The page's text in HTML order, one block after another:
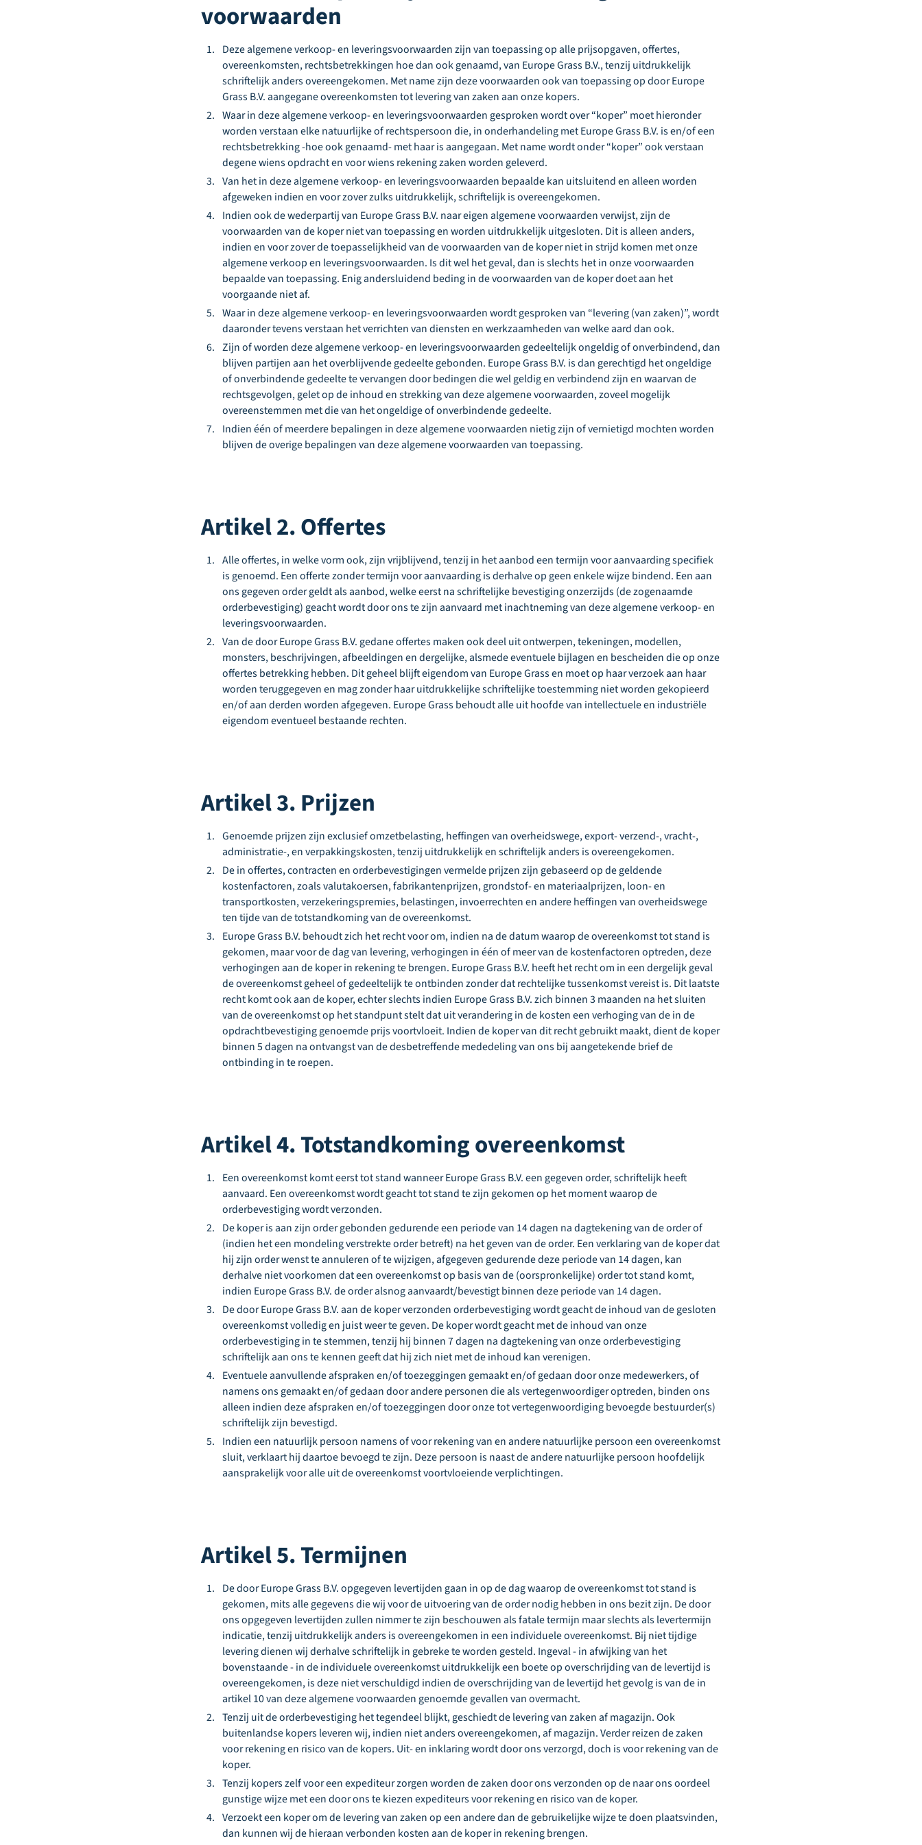
voorwaarden
Deze algemene verkoop- en leveringsvoorwaarden zijn van toepassing op alle prijsopgaven, offertes,
overeenkomsten, rechtsbetrekkingen hoe dan ook genaamd, van Europe Grass B.V., tenzij uitdrukkelijk
schriftelijk anders overeengekomen. Met name zijn deze voorwaarden ook van toepassing op door Europe
Grass B.V. aangegane overeenkomsten tot levering van zaken aan onze kopers.
Waar in deze algemene verkoop- en leveringsvoorwaarden gesproken wordt over “koper” moet hieronder
worden verstaan elke natuurlijke of rechtspersoon die, in onderhandeling met Europe Grass B.V. is en/of een
rechtsbetrekking -hoe ook genaamd- met haar is aangegaan. Met name wordt onder “koper” ook verstaan
degene wiens opdracht en voor wiens rekening zaken worden geleverd.
Van het in deze algemene verkoop- en leveringsvoorwaarden bepaalde kan uitsluitend en alleen worden
afgeweken indien en voor zover zulks uitdrukkelijk, schriftelijk is overeengekomen.
Indien ook de wederpartij van Europe Grass B.V. naar eigen algemene voorwaarden verwijst, zijn de
voorwaarden van de koper niet van toepassing en worden uitdrukkelijk uitgesloten. Dit is alleen anders,
indien en voor zover de toepasselijkheid van de voorwaarden van de koper niet in strijd komen met onze
algemene verkoop en leveringsvoorwaarden. Is dit wel het geval, dan is slechts het in onze voorwaarden
bepaalde van toepassing. Enig andersluidend beding in de voorwaarden van de koper doet aan het
voorgaande niet af.
Waar in deze algemene verkoop- en leveringsvoorwaarden wordt gesproken van “levering (van zaken)”, wordt
daaronder tevens verstaan het verrichten van diensten en werkzaamheden van welke aard dan ook.
Zijn of worden deze algemene verkoop- en leveringsvoorwaarden gedeeltelijk ongeldig of onverbindend, dan
blijven partijen aan het overblijvende gedeelte gebonden. Europe Grass B.V. is dan gerechtigd het ongeldige
of onverbindende gedeelte te vervangen door bedingen die wel geldig en verbindend zijn en waarvan de
rechtsgevolgen, gelet op de inhoud en strekking van deze algemene voorwaarden, zoveel mogelijk
overeenstemmen met die van het ongeldige of onverbindende gedeelte.
Indien één of meerdere bepalingen in deze algemene voorwaarden nietig zijn of vernietigd mochten worden
blijven de overige bepalingen van deze algemene voorwaarden van toepassing.
Artikel 2. Offertes
Alle offertes, in welke vorm ook, zijn vrijblijvend, tenzij in het aanbod een termijn voor aanvaarding specifiek
is genoemd. Een offerte zonder termijn voor aanvaarding is derhalve op geen enkele wijze bindend. Een aan
ons gegeven order geldt als aanbod, welke eerst na schriftelijke bevestiging onzerzijds (de zogenaamde
orderbevestiging) geacht wordt door ons te zijn aanvaard met inachtneming van deze algemene verkoop- en
leveringsvoorwaarden.
Van de door Europe Grass B.V. gedane offertes maken ook deel uit ontwerpen, tekeningen, modellen,
monsters, beschrijvingen, afbeeldingen en dergelijke, alsmede eventuele bijlagen en bescheiden die op onze
offertes betrekking hebben. Dit geheel blijft eigendom van Europe Grass en moet op haar verzoek aan haar
worden teruggegeven en mag zonder haar uitdrukkelijke schriftelijke toestemming niet worden gekopieerd
en/of aan derden worden afgegeven. Europe Grass behoudt alle uit hoofde van intellectuele en industriële
eigendom eventueel bestaande rechten.
Artikel 3. Prijzen
Genoemde prijzen zijn exclusief omzetbelasting, heffingen van overheidswege, export- verzend-, vracht-,
administratie-, en verpakkingskosten, tenzij uitdrukkelijk en schriftelijk anders is overeengekomen.
De in offertes, contracten en orderbevestigingen vermelde prijzen zijn gebaseerd op de geldende
kostenfactoren, zoals valutakoersen, fabrikantenprijzen, grondstof- en materiaalprijzen, loon- en
transportkosten, verzekeringspremies, belastingen, invoerrechten en andere heffingen van overheidswege
ten tijde van de totstandkoming van de overeenkomst.
Europe Grass B.V. behoudt zich het recht voor om, indien na de datum waarop de overeenkomst tot stand is
gekomen, maar voor de dag van levering, verhogingen in één of meer van de kostenfactoren optreden, deze
verhogingen aan de koper in rekening te brengen. Europe Grass B.V. heeft het recht om in een dergelijk geval
de overeenkomst geheel of gedeeltelijk te ontbinden zonder dat rechtelijke tussenkomst vereist is. Dit laatste
recht komt ook aan de koper, echter slechts indien Europe Grass B.V. zich binnen 3 maanden na het sluiten
van de overeenkomst op het standpunt stelt dat uit verandering in de kosten een verhoging van de in de
opdrachtbevestiging genoemde prijs voortvloeit. Indien de koper van dit recht gebruikt maakt, dient de koper
binnen 5 dagen na ontvangst van de desbetreffende mededeling van ons bij aangetekende brief de
ontbinding in te roepen.
Artikel 4. Totstandkoming overeenkomst
Een overeenkomst komt eerst tot stand wanneer Europe Grass B.V. een gegeven order, schriftelijk heeft
aanvaard. Een overeenkomst wordt geacht tot stand te zijn gekomen op het moment waarop de
orderbevestiging wordt verzonden.
De koper is aan zijn order gebonden gedurende een periode van 14 dagen na dagtekening van de order of
(indien het een mondeling verstrekte order betreft) na het geven van de order. Een verklaring van de koper dat
hij zijn order wenst te annuleren of te wijzigen, afgegeven gedurende deze periode van 14 dagen, kan
derhalve niet voorkomen dat een overeenkomst op basis van de (oorspronkelijke) order tot stand komt,
indien Europe Grass B.V. de order alsnog aanvaardt/bevestigt binnen deze periode van 14 dagen.
De door Europe Grass B.V. aan de koper verzonden orderbevestiging wordt geacht de inhoud van de gesloten
overeenkomst volledig en juist weer te geven. De koper wordt geacht met de inhoud van onze
orderbevestiging in te stemmen, tenzij hij binnen 7 dagen na dagtekening van onze orderbevestiging
schriftelijk aan ons te kennen geeft dat hij zich niet met de inhoud kan verenigen.
Eventuele aanvullende afspraken en/of toezeggingen gemaakt en/of gedaan door onze medewerkers, of
namens ons gemaakt en/of gedaan door andere personen die als vertegenwoordiger optreden, binden ons
alleen indien deze afspraken en/of toezeggingen door onze tot vertegenwoordiging bevoegde bestuurder(s)
schriftelijk zijn bevestigd.
Indien een natuurlijk persoon namens of voor rekening van en andere natuurlijke persoon een overeenkomst
sluit, verklaart hij daartoe bevoegd te zijn. Deze persoon is naast de andere natuurlijke persoon hoofdelijk
aansprakelijk voor alle uit de overeenkomst voortvloeiende verplichtingen.
Artikel 5. Termijnen
De door Europe Grass B.V. opgegeven levertijden gaan in op de dag waarop de overeenkomst tot stand is
gekomen, mits alle gegevens die wij voor de uitvoering van de order nodig hebben in ons bezit zijn. De door
ons opgegeven levertijden zullen nimmer te zijn beschouwen als fatale termijn maar slechts als levertermijn
indicatie, tenzij uitdrukkelijk anders is overeengekomen in een individuele overeenkomst. Bij niet tijdige
levering dienen wij derhalve schriftelijk in gebreke te worden gesteld. Ingeval - in afwijking van het
bovenstaande - in de individuele overeenkomst uitdrukkelijk een boete op overschrijding van de levertijd is
overeengekomen, is deze niet verschuldigd indien de overschrijding van de levertijd het gevolg is van de in
artikel 10 van deze algemene voorwaarden genoemde gevallen van overmacht.
Tenzij uit de orderbevestiging het tegendeel blijkt, geschiedt de levering van zaken af magazijn. Ook
buitenlandse kopers leveren wij, indien niet anders overeengekomen, af magazijn. Verder reizen de zaken
voor rekening en risico van de kopers. Uit- en inklaring wordt door ons verzorgd, doch is voor rekening van de
koper.
Tenzij kopers zelf voor een expediteur zorgen worden de zaken door ons verzonden op de naar ons oordeel
gunstige wijze met een door ons te kiezen expediteurs voor rekening en risico van de koper.
Verzoekt een koper om de levering van zaken op een andere dan de gebruikelijke wijze te doen plaatsvinden,
dan kunnen wij de hieraan verbonden kosten aan de koper in rekening brengen.